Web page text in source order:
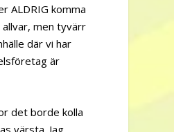
ALDRIG komma
men tyvärr
där vi har
är
det borde kolla